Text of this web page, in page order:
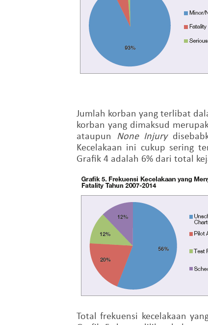
Jumlah korban yang terlibat
korban yang dimaksud
ataupun
None Injury
Kecelakaan ini cukup sering
Grafik 4 adalah 6% dari total
Total frekuensi kecelakaan